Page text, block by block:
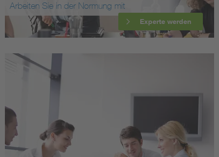
Arbeiten Sie in der Normung mit
Experte werden